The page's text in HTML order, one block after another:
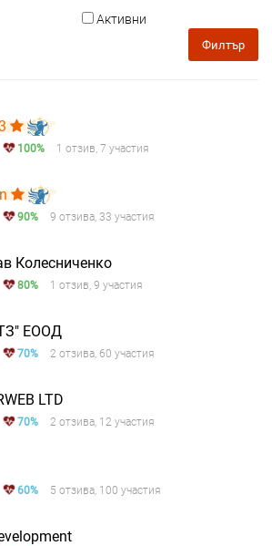
Активни
Филтър
100% 1 отзив, 7 участия
90% 9 отзива, 33 участия
Колесниченко
80% 1 отзив, 9 участия
ЕООД
70% 2 отзива, 60 участия
LTD
70% 2 отзива, 12 участия
60% 5 отзива, 100 участия